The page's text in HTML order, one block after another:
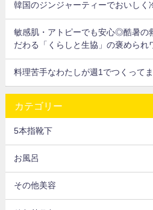
韓国のジンジャーティーでおいしく
敏感肌・アトピーでも安心◎酷暑の
だわる「くらしと生協」の褒められ
料理苦手なわたしが週1でつくって
カテゴリー
5本指靴下
お風呂
その他美容